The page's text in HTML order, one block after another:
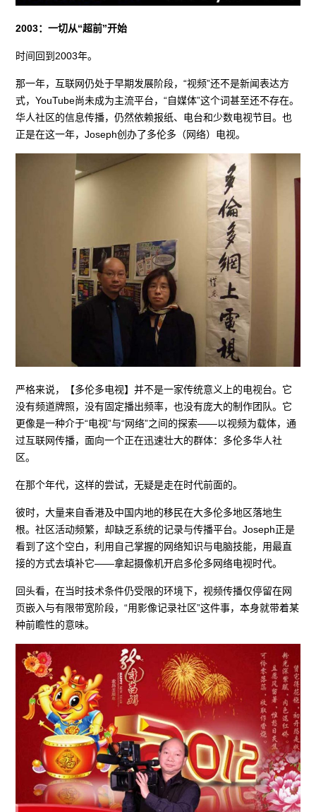
2003：一切从“超前”开始
时间回到2003年。
那一年，互联网仍处于早期发展阶段，“视频”还不是新闻表达方
式，YouTube尚未成为主流平台，“自媒体”这个词甚至还不存在。
华人社区的信息传播，仍然依赖报纸、电台和少数电视节目。也
正是在这一年，Joseph创办了多伦多（网络）电视。
严格来说，【多伦多电视】并不是一家传统意义上的电视台。它
没有频道牌照，没有固定播出频率，也没有庞大的制作团队。它
更像是一种介于“电视”与“网络”之间的探索——以视频为载体，通
过互联网传播，面向一个正在迅速壮大的群体：多伦多华人社
区。
在那个年代，这样的尝试，无疑是走在时代前面的。
彼时，大量来自香港及中国内地的移民在大多伦多地区落地生
根。社区活动频繁，却缺乏系统的记录与传播平台。Joseph正是
看到了这个空白，利用自己掌握的网络知识与电脑技能，用最直
接的方式去填补它——拿起摄像机开启多伦多网络电视时代。
回头看，在当时技术条件仍受限的环境下，视频传播仅停留在网
页嵌入与有限带宽阶段，“用影像记录社区”这件事，本身就带着某
种前瞻性的意味。